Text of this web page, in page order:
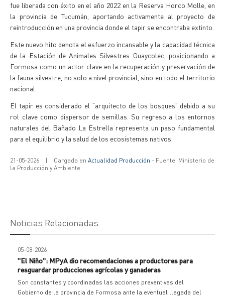
fue liberada con éxito en el año 2022 en la Reserva Horco Molle, en
la provincia de Tucumán, aportando activamente al proyecto de
reintroducción en una provincia donde el tapir se encontraba extinto.
Este nuevo hito denota el esfuerzo incansable y la capacidad técnica
de la Estación de Animales Silvestres Guaycolec, posicionando a
Formosa como un actor clave en la recuperación y preservación de
la fauna silvestre, no solo a nivel provincial, sino en todo el territorio
nacional.
El tapir es considerado el “arquitecto de los bosques” debido a su
rol clave como dispersor de semillas. Su regreso a los entornos
naturales del Bañado La Estrella representa un paso fundamental
para el equilibrio y la salud de los ecosistemas nativos.
21-05-2026 | Cargada en Actualidad Producción - Fuente: Ministerio de
la Producción y Ambiente
Noticias Relacionadas
05-08-2026
"El Niño": MPyA dio recomendaciones a productores para
resguardar producciones agrícolas y ganaderas
Son constantes y coordinadas las acciones preventivas del
Gobierno de la provincia de Formosa ante la eventual llegada del